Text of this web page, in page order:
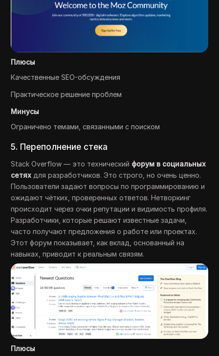
Плюсы
Качественные SEO-обсуждения
Практическое решение проблем
Минусы
Ограничено темами, связанными с поиском
5. Переполнение стека
Stack Overflow — это технический форум в социальных
сетях для разработчиков. Это строго, но очень ценно.
Пользователи задают вопросы по программированию и
ожидают чётких, проверенных ответов. Нетворкинг
происходит через очки репутации и видимость профиля.
Разработчики, которые решают известные задачи,
часто получают предложения о работе или проектах.
Этот форум показывает, как вклад, основанный на
навыках, приводит к реальным связям.
Плюсы